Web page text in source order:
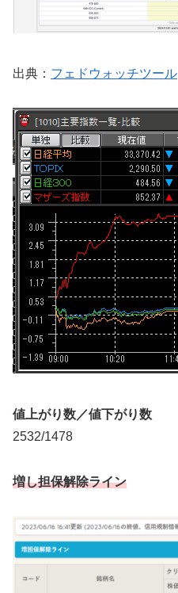
出典： フェドウォッチツール
値上がり数／値下がり数
2532/1478
増し担保解除ライン